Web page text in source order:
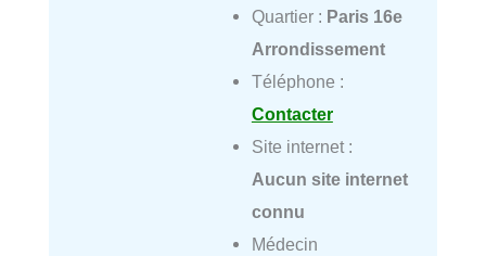
Quartier : Paris 16e
Arrondissement
Téléphone :
Contacter
Site internet :
Aucun site internet
connu
Médecin